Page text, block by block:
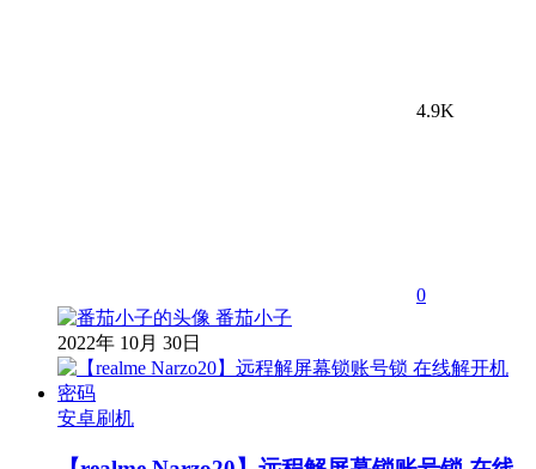
4.9K
0
番茄小子
2022年 10月 30日
安卓刷机